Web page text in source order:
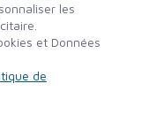
les
et Données
de